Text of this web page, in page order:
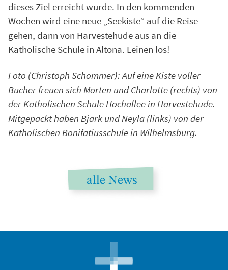
dieses Ziel erreicht wurde. In den kommenden
Wochen wird eine neue „Seekiste“ auf die Reise
gehen, dann von Harvestehude aus an die
Katholische Schule in Altona. Leinen los!
Foto (Christoph Schommer): Auf eine Kiste voller
Bücher freuen sich Morten und Charlotte (rechts) von
der Katholischen Schule Hochallee in Harvestehude.
Mitgepackt haben Bjark und Neyla (links) von der
Katholischen Bonifatiusschule in Wilhelmsburg.
alle News